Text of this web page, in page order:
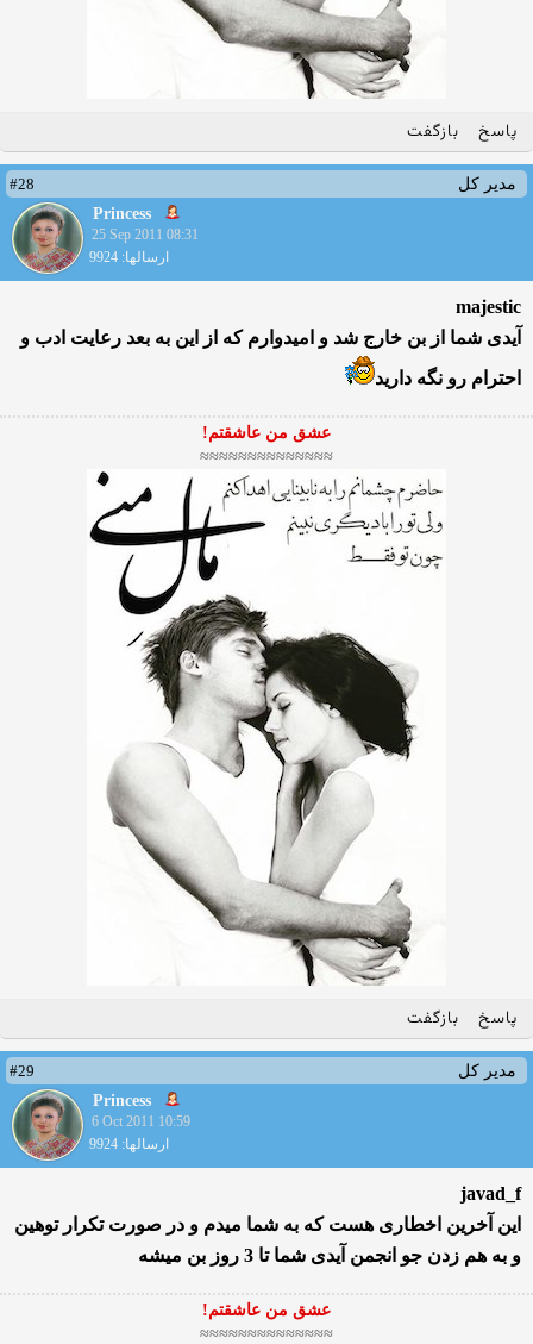
پاسخ بازگفت
مدیر کل
#28
Princess
25 Sep 2011 08:31
ارسالها: 9924
majestic
آیدی شما از بن خارج شد و امیدوارم كه از این به بعد رعایت ادب و
احترام رو نگه دارید
عشق من عاشقتم!
≈≈≈≈≈≈≈≈≈≈≈≈≈≈
پاسخ بازگفت
مدیر کل
#29
Princess
6 Oct 2011 10:59
ارسالها: 9924
javad_f
این آخرین اخطاری هست كه به شما میدم و در صورت تكرار توهین
و به هم زدن جو انجمن آیدی شما تا 3 روز بن میشه
عشق من عاشقتم!
≈≈≈≈≈≈≈≈≈≈≈≈≈≈